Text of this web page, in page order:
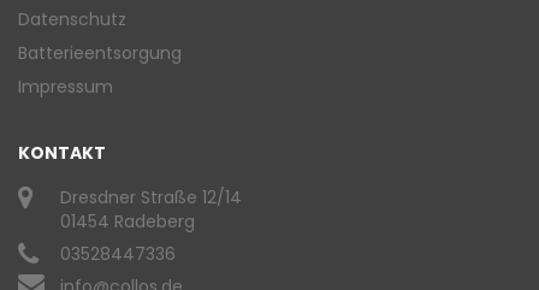
Datenschutz
Batterieentsorgung
Impressum
KONTAKT
Dresdner Straße 12/14
01454 Radeberg
03528447336